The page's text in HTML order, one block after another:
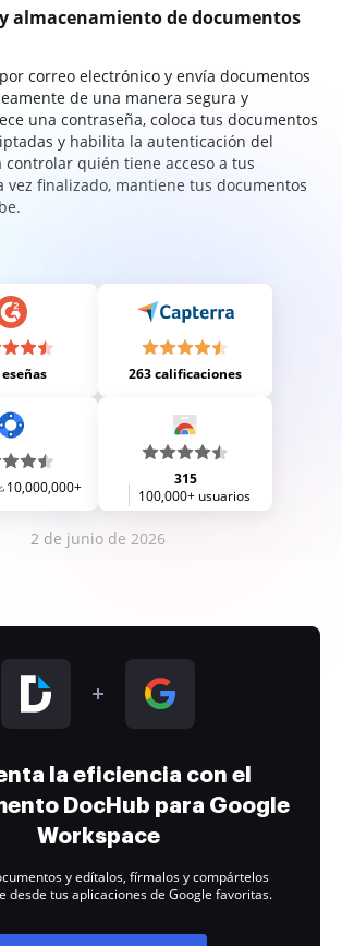
almacenamiento de documentos
correo electrónico y envía documentos
de una manera segura y
una contraseña, coloca tus documentos
y habilita la autenticación del
quién tiene acceso a tus
vez finalizado, mantiene tus documentos
263 calificaciones
10,000,000+
315
100,000+ usuarios
2 de junio de 2026
la eficiencia con el
DocHub para Google
Workspace
y edítalos, fírmalos y compártelos
desde tus aplicaciones de Google favoritas.